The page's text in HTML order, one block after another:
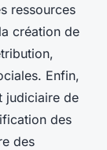
ressources
création de
Enfin,
judiciaire de
des
des